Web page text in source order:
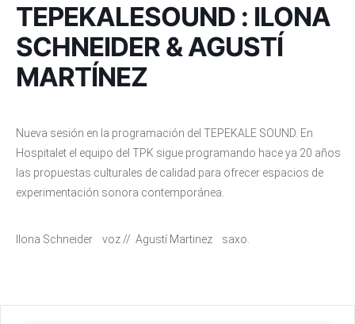
TEPEKALESOUND : ILONA
SCHNEIDER & AGUSTÍ
MARTÍNEZ
Nueva sesión en la programación del TEPEKALE SOUND. En
Hospitalet el equipo del TPK sigue programando hace ya 20 años
las propuestas culturales de calidad para ofrecer espacios de
experimentación sonora contemporánea.
Ilona Schneider voz // Agustí Martinez saxo.